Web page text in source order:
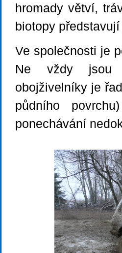
hromady větví,
biotopy
Ve společnosti je
Ne vždy jsou
obojživelníky je
půdního
ponechávání